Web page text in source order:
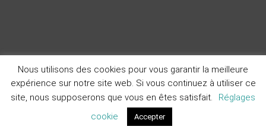
Nous utilisons des cookies pour vous garantir la meilleure
expérience sur notre site web. Si vous continuez à utiliser ce
site, nous supposerons que vous en êtes satisfait.
Réglages
cookie
Accepter
Contact